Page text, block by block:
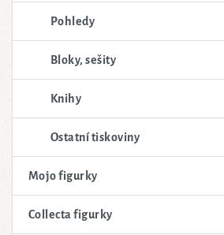
Pohledy
Bloky, sešity
Knihy
Ostatní tiskoviny
Mojo figurky
Collecta figurky